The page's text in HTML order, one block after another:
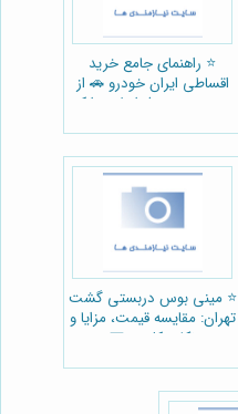
⭐️ راهنمای جامع خرید
اقساطی ایران خودرو 🚗 از
مبین خودرو: شرایط، مدارک
⭐️ مینی بوس دربستی گشت
تهران: مقایسه قیمت، مزایا و
نکات کلیدی 🚌